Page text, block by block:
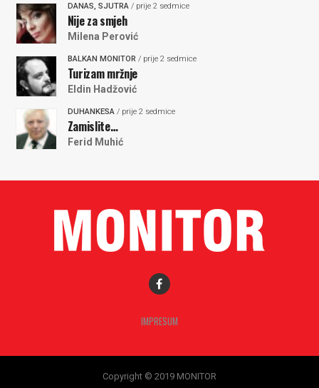
DANAS, SJUTRA/ prije 2 sedmice
Nije za smjeh
Milena Perović
BALKAN MONITOR/ prije 2 sedmice
Turizam mržnje
Eldin Hadžović
DUHANKESA/ prije 2 sedmice
Zamislite…
Ferid Muhić
IMPRESUM
Copyright © 2019 MONITOR